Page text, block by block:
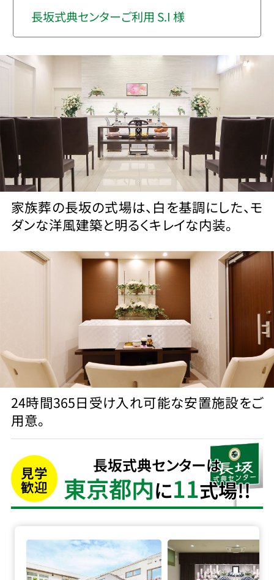
長坂式典センターご利用 S.I 様
家族葬の長坂の式場は、白を基調にした、モ
ダンな洋風建築と明るくキレイな内装。
24時間365日受け入れ可能な安置施設をご
用意。
見学
歓迎
長坂式典センターは
東京都内に11式場!!